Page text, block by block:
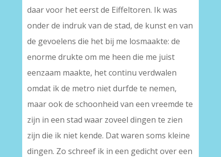
daar voor het eerst de Eiffeltoren. Ik was
onder de indruk van de stad, de kunst en van
de gevoelens die het bij me losmaakte: de
enorme drukte om me heen die me juist
eenzaam maakte, het continu verdwalen
omdat ik de metro niet durfde te nemen,
maar ook de schoonheid van een vreemde te
zijn in een stad waar zoveel dingen te zien
zijn die ik niet kende. Dat waren soms kleine
dingen. Zo schreef ik in een gedicht over een